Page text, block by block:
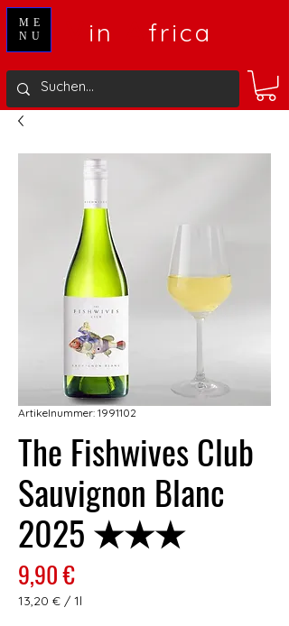
in frica
ME
NU
Artikelnummer: 1991102
The Fishwives Club
Sauvignon Blanc
2025 ★★★
9,90 €Preis
13,20 € / 1l